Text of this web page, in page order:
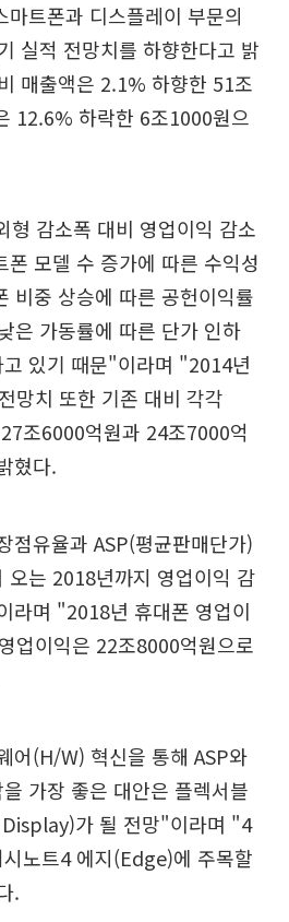
트폰과 디스플레이 부문의
실적 전망치를 하향한다고 밝
매출액은 2.1% 하향한 51조
12.6% 하락한 6조1000원으
형 감소폭 대비 영업이익 감소
폰 모델 수 증가에 따른 수익성
비중 상승에 따른 공헌이익률
은 가동률에 따른 단가 인하
있기 때문"이라며 "2014년
망치 또한 기존 대비 각각
조6000억원과 24조7000억
혔다.
점유율과 ASP(평균판매단가)
오는 2018년까지 영업이익 감
라며 "2018년 휴대폰 영업이
업이익은 22조8000억원으로
어(H/W) 혁신을 통해 ASP와
가장 좋은 대안은 플렉서블
가 될 전망"이라며 "4
노트4 에지(Edge)에 주목할
.